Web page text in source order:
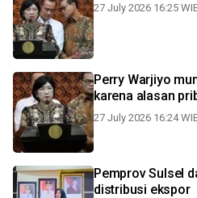
27 July 2026 16:25
Perry Warjiyo
karena alasan
27 July 2026 16:24
Pemprov Sulsel
distribusi ekspor